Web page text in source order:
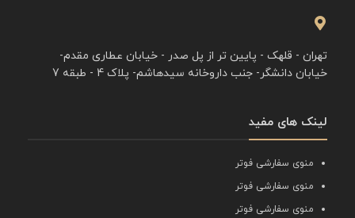
تهران - قلهک - پایین تر از پل صدر - خیابان عطاری مقدم-
خیابان دانشگر- جنب داروخانه سیدهاشم- پلاک 4 - طبقه 7
لینک های مفید
منوی سفارشی فوتر
منوی سفارشی فوتر
منوی سفارشی فوتر